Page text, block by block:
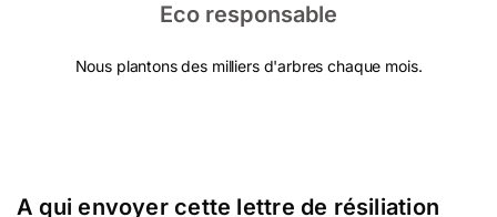
Eco responsable
Nous plantons des milliers d'arbres chaque mois.
A qui envoyer cette lettre de résiliation